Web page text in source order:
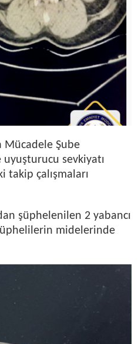
Şube
sevkiyatı
takip çalışmaları
şüphelenilen 2 yabancı
midelerinde